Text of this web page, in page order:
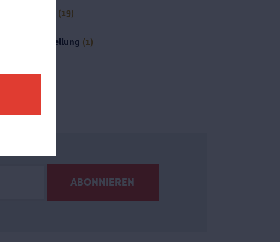
(19)
Ausstellung (1)